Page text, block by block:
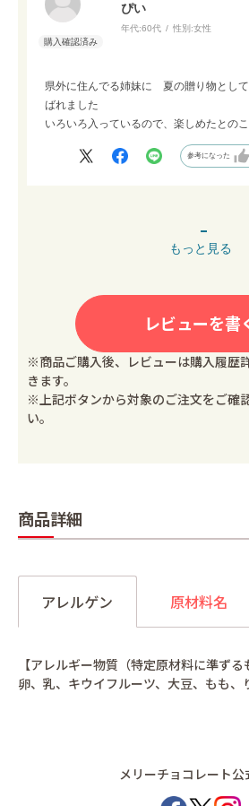
ぴい
年代:60代 性別:女性
県外に住んでる姉妹に 夏の贈り物とし
ばれました
いろいろ入っているので、楽しめたとの
参考になった
もっと見る
レビューを書
※商品ご購入後、レビューは購入履歴
きます。
※上記ボタンから対象のご注文をご確
い。
商品詳細
アレルゲン 原材料名
【アレルギー物質（特定原材料に準ずる
卵、乳、キウイフルーツ、大豆、もも、
メリーチョコレート公